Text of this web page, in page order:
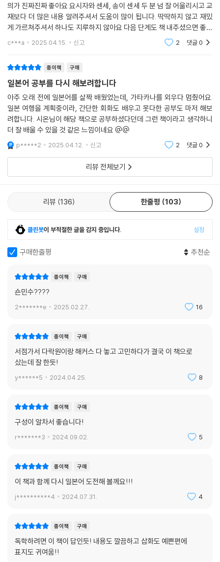
의가 진짜진짜 좋아요 요시자와 센세, 송이 센세 두 분 넘 잘 어울리시고 교
재보다 더 많은 내용 알려주셔서 도움이 많이 됩니다. 딱딱하지 않고 재밌
게 가르쳐주셔서 하나도 지루하지 않아요 다음 단계도 책 내주셨으면 좋겠
c***a 2025.04.15. 신고 2 댓글0
종이책 구매
일본어 공부를 다시 해보려합니다
아주 오래 전에 일본어를 살짝 배웠었는데, 가타카나를 외우다 멈췄어요.
일본 여행을 계획중이라, 간단한 회화도 배우고 못다한 공부도 마저 해보
려합니다. 시온님이 해당 책으로 공부하셨다던데 그런 책이라고 생각하니
더 잘 배울 수 있을 것 같은 느낌이네요 @@
p*****2 2025.04.12. 신고 2 댓글0
리뷰 전체보기
리뷰 136 한줄평 103
클린봇이 부적절한 글을 감지 중입니다. 설정
구매한줄평 추천순
종이책 구매
숀민수????
2*******e 2025.02.27. 16
종이책 구매
서점가서 다락원이랑 해커스 다 놓고 고민하다가 결국 이 책으로
샀는데 잘 한듯!
y******5 2024.04.25. 8
종이책 구매
구성이 알차서 좋습니다!
r*******3 2024.09.02. 5
종이책 구매
이 책과 함께 다시 일본어 도전해 볼께요!!!
j**********4 2024.07.31. 4
종이책 구매
독학하려면 이 책이 답인듯! 내용도 깔끔하고 삽화도 예쁜편에
표지도 귀여움!!